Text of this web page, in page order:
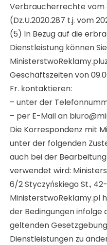
Verbraucherrechte vom
(Dz.U.2020.287 t.j. vom
(5) In Bezug auf die
Dienstleistung können Sie
Geschäftszeiten von
Fr. kontaktieren:
– unter der
– per E-Mail an
Die Korrespondenz mit
unter der folgenden
auch bei der
verwendet wird:
6/2 Styczyńskiego St.,
MinisterstwoReklamy.pl
der Bedingungen infolge
geltenden
Dienstleistungen zu